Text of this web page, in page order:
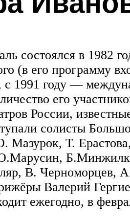
состоялся в 1982
(в его программу
с 1991 году —
его
России,
солисты
Т.
В. Черноморцев,
Валерий
ежегодно, в